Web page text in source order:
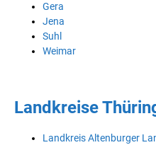
Gera
Jena
Suhl
Weimar
Landkreise
Landkreis Altenburger